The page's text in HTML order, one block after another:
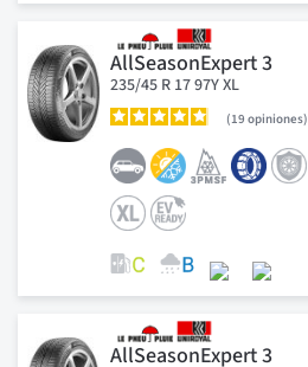
AllSeasonExpert 3
235/45 R 17 97Y XL
19 opiniones
AllSeasonExpert 3